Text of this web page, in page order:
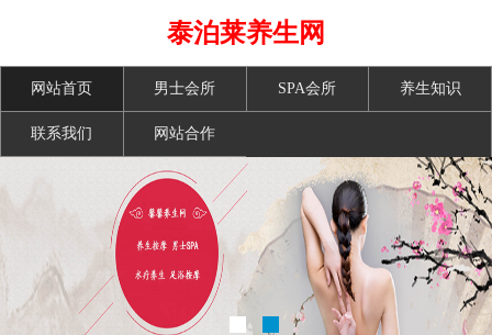
泰泊莱养生网
网站首页 男士会所 SPA会所 养生知识
联系我们 网站合作